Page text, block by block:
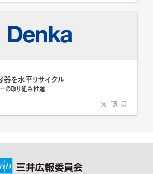
器を水平リサイクル
の取り組み推進